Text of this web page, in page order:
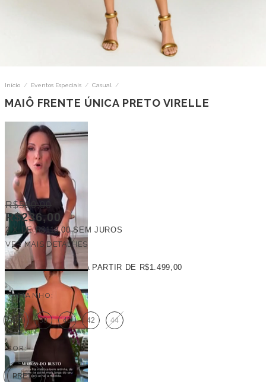
Início / Eventos Especiais / Casual /
MAIÔ FRENTE ÚNICA PRETO VIRELLE
R$590,00
R$236,00
2 X DER$118,00 SEM JUROS
VER MAIS DETALHES
FRETE GRÁTIS A PARTIR DE R$1.499,00
TAMANHO:
36 38 40 42 44
COR:
PRETO